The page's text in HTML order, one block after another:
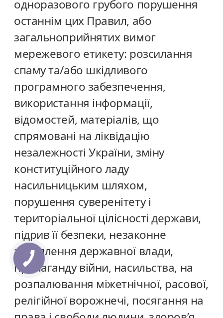
одноразового грубого порушення
останнім цих Правил, або
загальноприйнятих вимог
мережевого етикету: розсилання
спаму та/або шкідливого
програмного забезпечення,
використання інформації,
відомостей, матеріалів, що
спрямовані на ліквідацію
незалежності України, зміну
конституційного ладу
насильницьким шляхом,
порушення суверенітету і
територіальної цілісності держави,
підрив її безпеки, незаконне
захоплення державної влади,
пропаганду війни, насильства, на
розпалювання міжетнічної, расової,
релігійної ворожнечі, посягання на